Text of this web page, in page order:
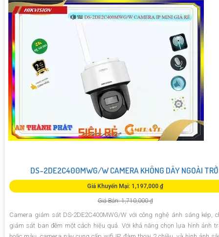
DS-2DE2C400MWG/W CAMERA KHÔNG DÂY NGOÀI
Giá Khuyến Mại: 1,197,000 ₫
Giá Bán: 1,710,000 ₫
Camera giám sát DS-2DE2C400MWG/W với công nghệ ánh sáng kép,
giám sát ban đêm một cách hiệu quả. Với khả năng chọn lựa hình ảnh